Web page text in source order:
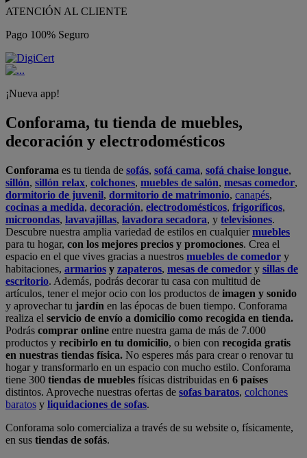
ATENCIÓN AL CLIENTE
Pago 100% Seguro
¡Nueva app!
Conforama, tu tienda de muebles,
decoración y electrodomésticos
Conforama es tu tienda de sofás, sofá cama, sofá chaise longue,
sillón, sillón relax, colchones, muebles de salón, mesas comedor,
dormitorio de juvenil, dormitorio de matrimonio, canapés,
cocinas a medida, decoración, electrodomésticos, frigoríficos,
microondas, lavavajillas, lavadora secadora, y televisiones.
Descubre nuestra amplia variedad de estilos en cualquiermuebles
para tu hogar, con los mejores precios y promociones. Crea el
espacio en el que vives gracias a nuestros muebles de comedor y
habitaciones, armarios y zapateros, mesas de comedor y sillas de
escritorio. Además, podrás decorar tu casa con multitud de
artículos, tener el mejor ocio con los productos de imagen y sonido
y aprovechar tu jardín en las épocas de buen tiempo. Conforama
realiza el servicio de envío a domicilio como recogida en tienda.
Podrás comprar online entre nuestra gama de más de 7.000
productos y recibirlo en tu domicilio, o bien con recogida gratis
en nuestras tiendas física. No esperes más para crear o renovar tu
hogar y transformarlo en un espacio con mucho estilo. Conforama
tiene 300 tiendas de muebles físicas distribuidas en 6 países
distintos. Aproveche nuestras ofertas de sofas baratos, colchones
baratos y liquidaciones de sofas.
Conforama solo comercializa a través de su website o, físicamente,
en sus tiendas de sofás.